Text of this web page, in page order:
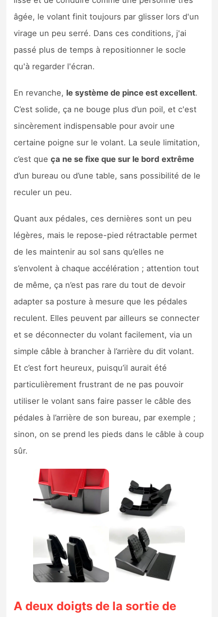
âgée, le volant finit toujours par glisser lors d'un
virage un peu serré. Dans ces conditions, j'ai
passé plus de temps à repositionner le socle
qu'à regarder l'écran.
En revanche, le système de pince est excellent.
C’est solide, ça ne bouge plus d’un poil, et c'est
sincèrement indispensable pour avoir une
certaine poigne sur le volant. La seule limitation,
c’est queça ne se fixe que sur le bord extrême
d’un bureau ou d’une table, sans possibilité de le
reculer un peu.
Quant aux pédales, ces dernières sont un peu
légères, mais le repose-pied rétractable permet
de les maintenir au sol sans qu’elles ne
s’envolent à chaque accélération ; attention tout
de même, ça n’est pas rare du tout de devoir
adapter sa posture à mesure que les pédales
reculent. Elles peuvent par ailleurs se connecter
et se déconnecter du volant facilement, via un
simple câble à brancher à l’arrière du dit volant.
Et c’est fort heureux, puisqu’il aurait été
particulièrement frustrant de ne pas pouvoir
utiliser le volant sans faire passer le câble des
pédales à l’arrière de son bureau, par exemple ;
sinon, on se prend les pieds dans le câble à coup
sûr.
A deux doigts de la sortie de